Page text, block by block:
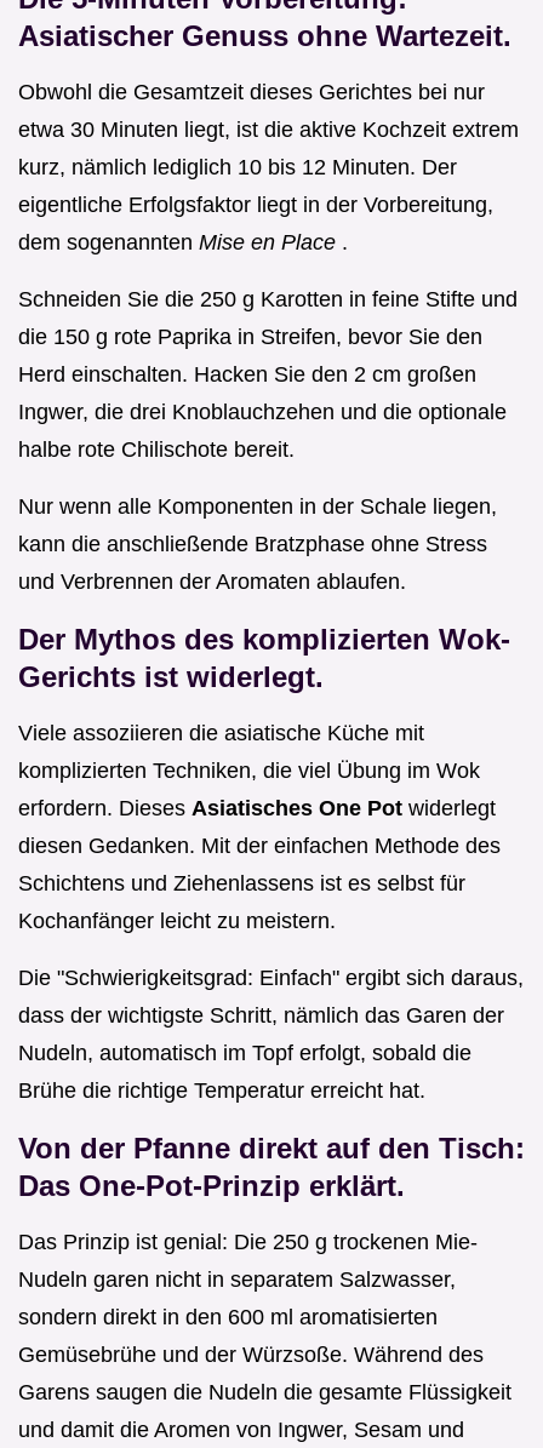
Asiatischer Genuss ohne Wartezeit.
Obwohl die Gesamtzeit dieses Gerichtes bei nur
etwa 30 Minuten liegt, ist die aktive Kochzeit extrem
kurz, nämlich lediglich 10 bis 12 Minuten. Der
eigentliche Erfolgsfaktor liegt in der Vorbereitung,
dem sogenannten Mise en Place .
Schneiden Sie die 250 g Karotten in feine Stifte und
die 150 g rote Paprika in Streifen, bevor Sie den
Herd einschalten. Hacken Sie den 2 cm großen
Ingwer, die drei Knoblauchzehen und die optionale
halbe rote Chilischote bereit.
Nur wenn alle Komponenten in der Schale liegen,
kann die anschließende Bratzphase ohne Stress
und Verbrennen der Aromaten ablaufen.
Der Mythos des komplizierten Wok-
Gerichts ist widerlegt.
Viele assoziieren die asiatische Küche mit
komplizierten Techniken, die viel Übung im Wok
erfordern. Dieses Asiatisches One Pot widerlegt
diesen Gedanken. Mit der einfachen Methode des
Schichtens und Ziehenlassens ist es selbst für
Kochanfänger leicht zu meistern.
Die "Schwierigkeitsgrad: Einfach" ergibt sich daraus,
dass der wichtigste Schritt, nämlich das Garen der
Nudeln, automatisch im Topf erfolgt, sobald die
Brühe die richtige Temperatur erreicht hat.
Von der Pfanne direkt auf den Tisch:
Das One-Pot-Prinzip erklärt.
Das Prinzip ist genial: Die 250 g trockenen Mie-
Nudeln garen nicht in separatem Salzwasser,
sondern direkt in den 600 ml aromatisierten
Gemüsebrühe und der Würzsoße. Während des
Garens saugen die Nudeln die gesamte Flüssigkeit
und damit die Aromen von Ingwer, Sesam und